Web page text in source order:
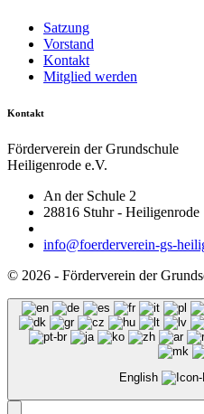
Satzung
Vorstand
Kontakt
Mitglied werden
Kontakt
Förderverein der Grundschule
Heiligenrode e.V.
An der Schule 2
28816 Stuhr - Heiligenrode
info@foerderverein-gs-
© 2026 - Förderverein der
English